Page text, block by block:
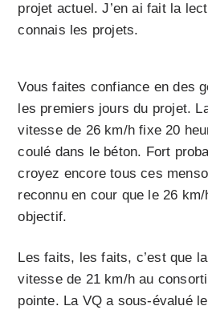
projet actuel. J’en ai fait la
connais les projets.
Vous faites confiance en des
les premiers jours du projet.
vitesse de 26 km/h fixe 20
coulé dans le béton. Fort
croyez encore tous ces
reconnu en cour que le 26 km/
objectif.
Les faits, les faits, c’est que
vitesse de 21 km/h au
pointe. La VQ a sous-évalué